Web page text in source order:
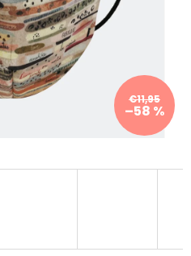
€11,95
–58 %